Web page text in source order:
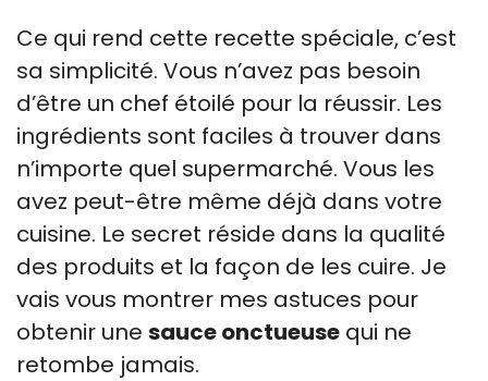
Ce qui rend cette recette spéciale, c’est
sa simplicité. Vous n’avez pas besoin
d’être un chef étoilé pour la réussir. Les
ingrédients sont faciles à trouver dans
n’importe quel supermarché. Vous les
avez peut-être même déjà dans votre
cuisine. Le secret réside dans la qualité
des produits et la façon de les cuire. Je
vais vous montrer mes astuces pour
obtenir une sauce onctueuse qui ne
retombe jamais.